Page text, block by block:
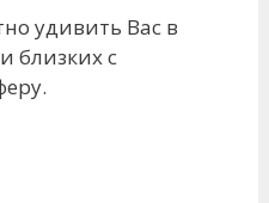
удивить Вас в
близких с